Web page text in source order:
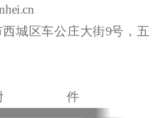
城区车公庄大街9号，五
件